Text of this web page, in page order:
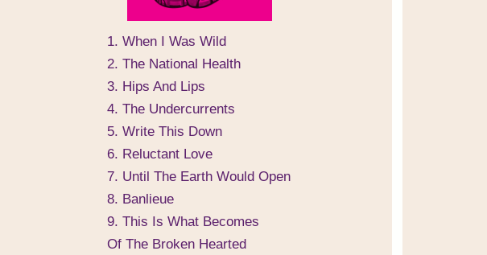
1. When I Was Wild
2. The National Health
3. Hips And Lips
4. The Undercurrents
5. Write This Down
6. Reluctant Love
7. Until The Earth Would Open
8. Banlieue
9. This Is What Becomes
Of The Broken Hearted